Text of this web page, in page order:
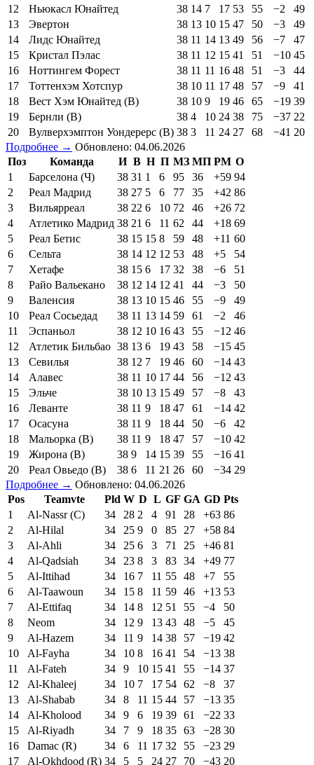
12
Ньюкасл Юнайтед 38 14 7 17 53 55 −2
49
13
Эвертон 38 13 10 15 47 50 −3
49
14
Лидс Юнайтед 38 11 14 13 49 56 −7
47
15
Кристал Пэлас 38 11 12 15 41 51 −10 45
16
Ноттингем Форест 38 11 11 16 48 51 −3
44
17
Тоттенхэм Хотспур 38 10 11 17 48 57 −9
41
18
Вест Хэм Юнайтед (В) 38 10 9 19 46 65 −19 39
19
Бернли (В) 38 4 10 24 38 75 −37 22
20
Вулверхэмптон Уондерерс (В) 38 3 11 24 27 68 −41 20
Подробнее → Обновлено: 04.06.2026
Поз
Команда И В Н П МЗ МП РМ О
1
Барселона (Ч) 38 31 1 6 95 36 +59 94
2
Реал Мадрид 38 27 5 6 77 35 +42 86
3
Вильярреал 38 22 6 10 72 46 +26 72
4
Атлетико Мадрид 38 21 6 11 62 44 +18 69
5
Реал Бетис 38 15 15 8 59 48 +11 60
6
Сельта 38 14 12 12 53 48 +5
54
7
Хетафе 38 15 6 17 32 38 −6
51
8
Райо Вальекано 38 12 14 12 41 44 −3
50
9
Валенсия 38 13 10 15 46 55 −9
49
10
Реал Сосьедад 38 11 13 14 59 61 −2
46
11
Эспаньол 38 12 10 16 43 55 −12 46
12
Атлетик Бильбао 38 13 6 19 43 58 −15 45
13
Севилья 38 12 7 19 46 60 −14 43
14
Алавес 38 11 10 17 44 56 −12 43
15
Эльче 38 10 13 15 49 57 −8
43
16
Леванте 38 11 9 18 47 61 −14 42
17
Осасуна 38 11 9 18 44 50 −6
42
18
Мальорка (В) 38 11 9 18 47 57 −10 42
19
Жирона (В) 38 9 14 15 39 55 −16 41
20
Реал Овьедо (В) 38 6 11 21 26 60 −34 29
Подробнее → Обновлено: 04.06.2026
Pos
Teamvte Pld W D L GF GA GD Pts
1
Al-Nassr (C) 34 28 2 4 91 28 +63 86
2
Al-Hilal 34 25 9 0 85 27 +58 84
3
Al-Ahli 34 25 6 3 71 25 +46 81
4
Al-Qadsiah 34 23 8 3 83 34 +49 77
5
Al-Ittihad 34 16 7 11 55 48 +7
55
6
Al-Taawoun 34 15 8 11 59 46 +13 53
7
Al-Ettifaq 34 14 8 12 51 55 −4
50
8
Neom 34 12 9 13 43 48 −5
45
9
Al-Hazem 34 11 9 14 38 57 −19 42
10
Al-Fayha 34 10 8 16 41 54 −13 38
11
Al-Fateh 34 9 10 15 41 55 −14 37
12
Al-Khaleej 34 10 7 17 54 62 −8
37
13
Al-Shabab 34 8 11 15 44 57 −13 35
14
Al-Kholood 34 9 6 19 39 61 −22 33
15
Al-Riyadh 34 7 9 18 35 63 −28 30
16
Damac (R) 34 6 11 17 32 55 −23 29
17
Al-Okhdood (R) 34 5 5 24 27 70 −43 20